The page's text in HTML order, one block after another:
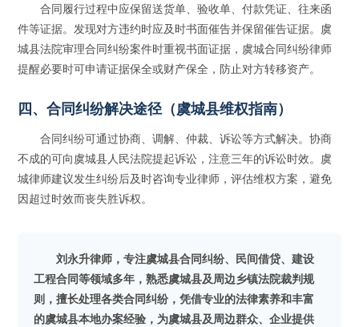
合同履行过程中应保留送货单、验收单、付款凭证、往来函
件等证据。发现对方违约时应及时书面催告并保留催告证据。虞
城县法院审理合同纠纷案件时重视书面证据，虞城合同纠纷律师
提醒必要时可申请证据保全或财产保全，防止对方转移资产。
四、合同纠纷解决途径（虞城县维权指南）
合同纠纷可通过协商、调解、仲裁、诉讼等方式解决。协商
不成的可向虞城县人民法院提起诉讼，注意三年的诉讼时效。虞
城律师建议发生纠纷后及时咨询专业律师，评估维权方案，避免
因超过时效而丧失胜诉权。
刘永升律师，专注虞城县合同纠纷、民间借贷、建设
工程合同等领域多年，熟悉虞城县及周边乡镇法院裁判规
则，擅长处理各类合同纠纷，凭借专业的法律素养和丰富
的虞城县本地办案经验，为虞城县及周边群众、企业提供